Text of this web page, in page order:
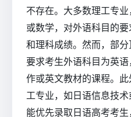
不存在。大多数理工专
或数学，对外语科目的
和理科成绩。然而，部
要求考生外语科目为英
作或英文教材的课程。
工专业，如日语信息技
能优先录取日语高考考生